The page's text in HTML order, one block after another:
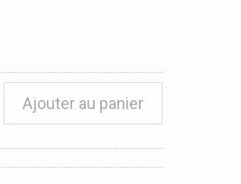
Ajouter au panier